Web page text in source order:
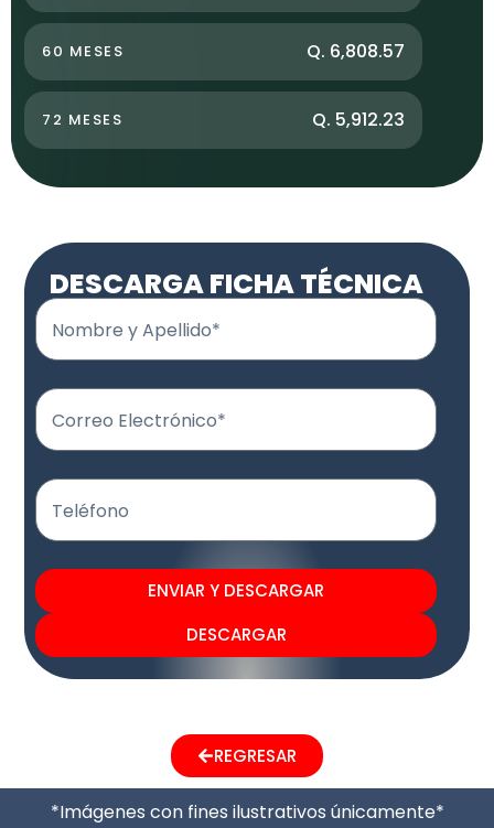
60 MESES Q. 6,808.57
72 MESES Q. 5,912.23
DESCARGA FICHA TÉCNICA
Nombre y Apellido*
Correo Electrónico*
Teléfono
ENVIAR Y DESCARGAR
DESCARGAR
REGRESAR
*Imágenes con fines ilustrativos únicamente*